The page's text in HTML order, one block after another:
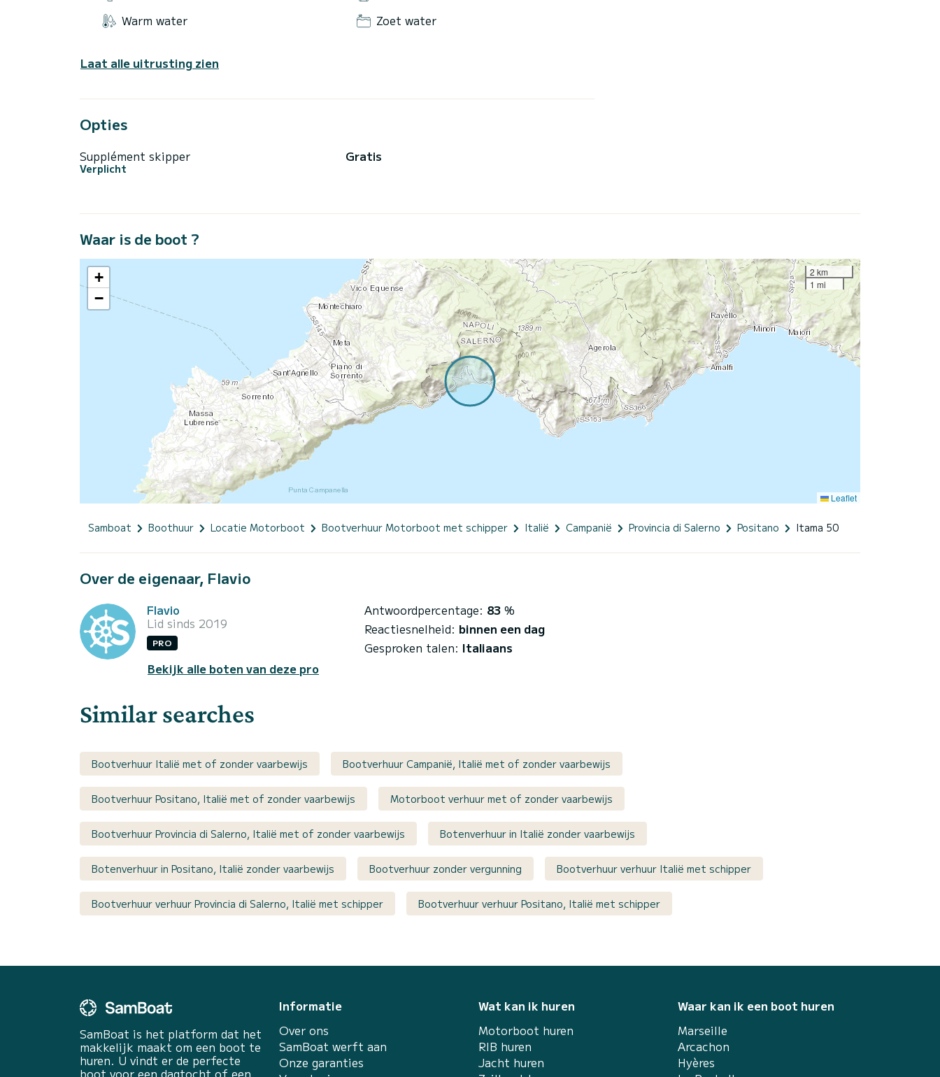
Warm water
Zoet water
Laat alle uitrusting zien
Opties
Supplément skipper
Verplicht
Gratis
Waar is de boot ?
+
−
2 km
1 mi
Leaflet
Samboat Boothuur Locatie Motorboot Bootverhuur Motorboot met schipper Italië Campanië Provincia di Salerno Positano Itama 50
Over de eigenaar, Flavio
Flavio
Lid sinds 2019
PRO
Bekijk alle boten van deze pro
Antwoordpercentage: 83 %
Reactiesnelheid: binnen een dag
Gesproken talen: Italiaans
Similar searches
Bootverhuur Italië met of zonder vaarbewijs Bootverhuur Campanië, Italië met of zonder vaarbewijs
Bootverhuur Positano, Italië met of zonder vaarbewijs Motorboot verhuur met of zonder vaarbewijs
Bootverhuur Provincia di Salerno, Italië met of zonder vaarbewijs Botenverhuur in Italië zonder vaarbewijs
Botenverhuur in Positano, Italië zonder vaarbewijs Bootverhuur zonder vergunning Bootverhuur verhuur Italië met schipper
Bootverhuur verhuur Provincia di Salerno, Italië met schipper Bootverhuur verhuur Positano, Italië met schipper
SamBoat is het platform dat het
makkelijk maakt om een boot te
huren. U vindt er de perfecte
boot voor een dagtocht of een
Informatie
Over ons
SamBoat werft aan
Onze garanties
Wat kan ik huren
Motorboot huren
RIB huren
Jacht huren
Waar kan ik een boot huren
Marseille
Arcachon
Hyères